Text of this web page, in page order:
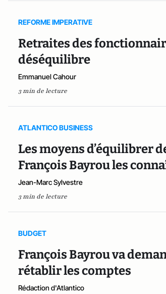
REFORME IMPERATIVE
Retraites des
déséquilibre
Emmanuel Cahour
3 min de lecture
ATLANTICO BUSINESS
Les moyens d’équilibrer
François Bayrou les
Jean-Marc Sylvestre
3 min de lecture
BUDGET
François Bayrou va
rétablir les comptes
Rédaction d'Atlantico